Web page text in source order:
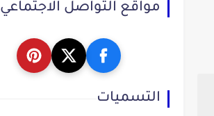
مواقع التواصل الاجتماعي
التسميات